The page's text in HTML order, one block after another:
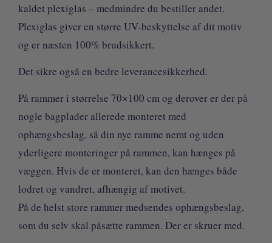
kaldet plexiglas – medmindre du bestiller andet.
Plexiglas giver en større UV-beskyttelse af dit motiv
og er næsten 100% brudsikkert.
Det sikre også en bedre leverancesikkerhed.
På rammer i størrelse 70×100 cm og derover er der på
nogle bagplader allerede monteret med
ophængsbeslag, så din nye ramme nemt og uden
yderligere monteringer på rammen, kan hænges på
væggen. Hvis de er monteret, kan den hænges både
lodret og vandret, afhængig af motivet.
På de helst store rammer medsendes ophængsbeslag,
som du selv skal påsætte rammen. Der er skruer med.